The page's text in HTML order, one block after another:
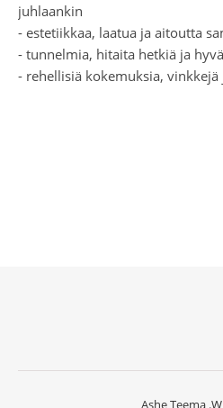
juhlaankin
- estetiikkaa, laatua ja aitoutta
- tunnelmia, hitaita hetkiä ja
- rehellisiä kokemuksia,
Ashe Teema .